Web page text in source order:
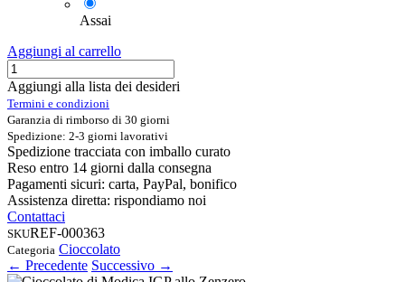
Assai
Aggiungi al carrello
Aggiungi alla lista dei desideri
Termini e condizioni
Garanzia di rimborso di 30 giorni
Spedizione: 2-3 giorni lavorativi
Spedizione tracciata con imballo curato
Reso entro 14 giorni dalla consegna
Pagamenti sicuri: carta, PayPal, bonifico
Assistenza diretta: rispondiamo noi
Contattaci
SKUREF-000363
Categoria Cioccolato
← Precedente Successivo →